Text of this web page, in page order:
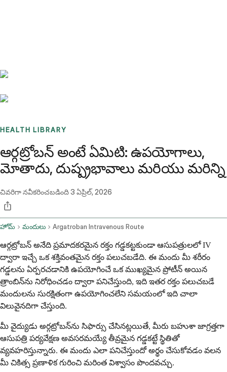
HEALTH LIBRARY
ఆర్గట్రోబన్ అంటే ఏమిటి: ఉపయోగాలు,
మోతాదు, దుష్ప్రభావాలు మరియు మరిన్ని
చివరిగా నవీకరించబడింది3 ఏప్రిల్, 2026
హోమ్ మందులు Argatroban Intravenous Route
ఆర్గట్రోబన్ అనేది ప్రమాదకరమైన రక్తం గడ్డకట్టకుండా ఆసుపత్రులలో IV
ద్వారా ఇచ్చే ఒక శక్తివంతమైన రక్తం పలుచబడేది. ఈ మందు మీ శరీరం
గడ్డలను ఏర్పరచడానికి ఉపయోగించే ఒక ముఖ్యమైన ప్రోటీన్ అయిన
త్రాంబిన్‌ను నిరోధించడం ద్వారా పనిచేస్తుంది, ఇది ఇతర రక్తం పలుచబడే
మందులను సురక్షితంగా ఉపయోగించలేని సమయంలో ఇది చాలా
విలువైనదిగా చేస్తుంది.
మీ వైద్యుడు అర్గట్రోబన్‌ను సిఫార్సు చేసినట్లయితే, మీరు బహుశా జాగ్రత్తగా
ఆసుపత్రి పర్యవేక్షణ అవసరమయ్యే తీవ్రమైన గడ్డకట్టే స్థితితో
వ్యవహరిస్తున్నారు. ఈ మందు ఎలా పనిచేస్తుందో అర్థం చేసుకోవడం వలన
మీ చికిత్స ప్రణాళిక గురించి మరింత విశ్వాసం పొందవచ్చు.